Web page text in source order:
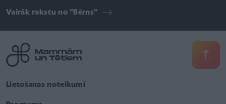
Vairāk rakstu no "Bērns"
Lietošanas noteikumi